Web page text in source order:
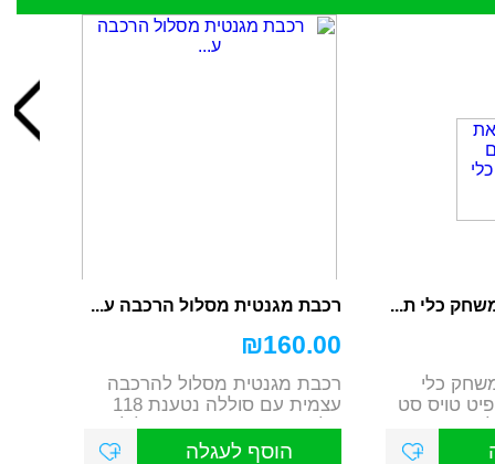
כלי ת...
כלי
פיט טויס סט
...
רכבת מגנטית מסלול הרכבה ע...
160.00
₪
רכבת מגנטית מסלול להרכבה
עצמית עם סוללה נטענת 118
חלקים מרכיבים את המסלול...
הוסף לעגלה